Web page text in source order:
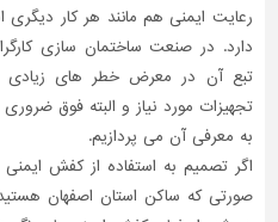
ابزار،یراق
ماشین
برقی،روشنایی،ایمنی
محوطه
رعایت ایمنی هم مانند هر کار
دارد. در صنعت ساختمان سازی
تبع آن در معرض خطر های
تجهیزات مورد نیاز و البته فوق
به معرفی آن می پردازیم.
اگر تصمیم به استفاده از کفش
صورتی که ساکن استان اصفهان